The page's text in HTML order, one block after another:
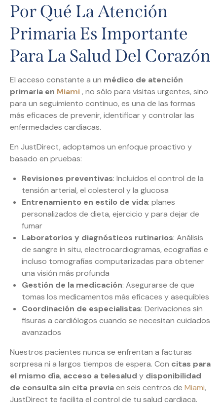
Por Qué La Atención
Primaria Es Importante
Para La Salud Del Corazón
El acceso constante a un médico de atención
primaria en Miami, no sólo para visitas urgentes, sino
para un seguimiento continuo, es una de las formas
más eficaces de prevenir, identificar y controlar las
enfermedades cardiacas.
En JustDirect, adoptamos un enfoque proactivo y
basado en pruebas:
Revisiones preventivas: Incluidos el control de la
tensión arterial, el colesterol y la glucosa
Entrenamiento en estilo de vida: planes
personalizados de dieta, ejercicio y para dejar de
fumar
Laboratorios y diagnósticos rutinarios: Análisis
de sangre in situ, electrocardiogramas, ecografías e
incluso tomografías computarizadas para obtener
una visión más profunda
Gestión de la medicación: Asegurarse de que
tomas los medicamentos más eficaces y asequibles
Coordinación de especialistas: Derivaciones sin
fisuras a cardiólogos cuando se necesitan cuidados
avanzados
Nuestros pacientes nunca se enfrentan a facturas
sorpresa ni a largos tiempos de espera. Con citas para
el mismo día, acceso a telesalud y disponibilidad
de consulta sin cita previaen seis centros de Miami,
JustDirect te facilita el control de tu salud cardiaca.